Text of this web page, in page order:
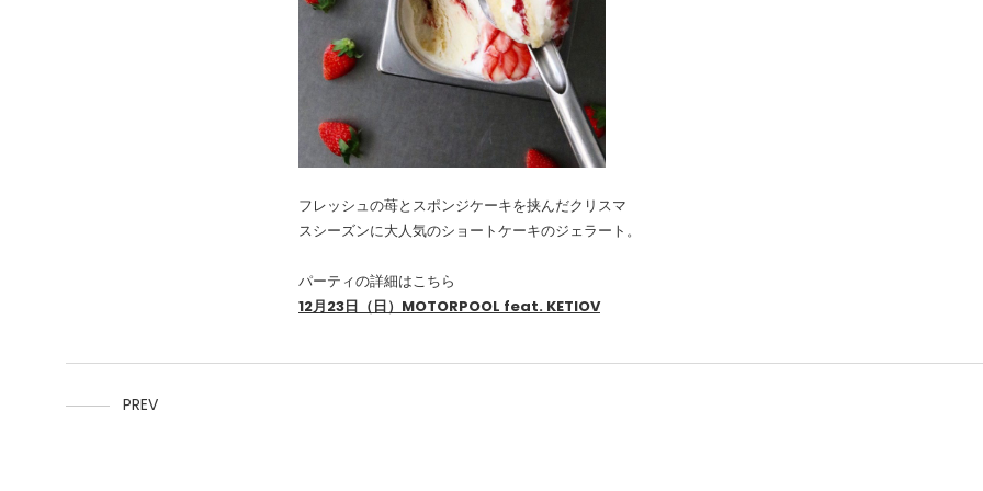
フレッシュの苺とスポンジケーキを挟んだクリスマ
スシーズンに大人気のショートケーキのジェラート。
パーティの詳細はこちら
12月23日（日）MOTORPOOL feat. KETIOV
PREV